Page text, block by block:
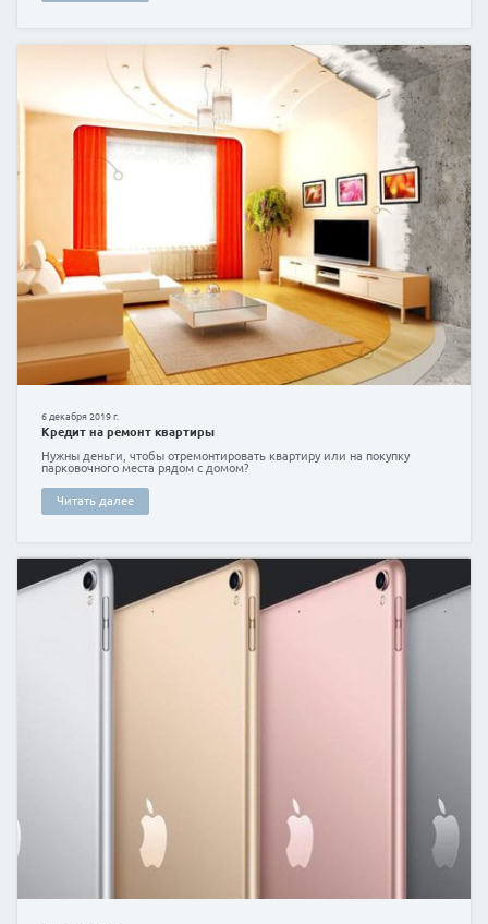
23 декабря 2021 г.
Мотоцикл в кредит сравнение
Купить мотоцикл не так уж и легко, как это может
сравнении с приобретением автомобиля.